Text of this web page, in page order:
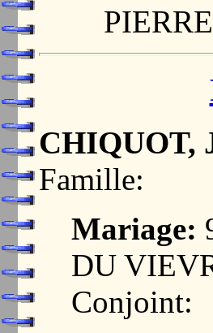
CHIQUOT,
Famille:
Mariage:
DU
Conjoint: